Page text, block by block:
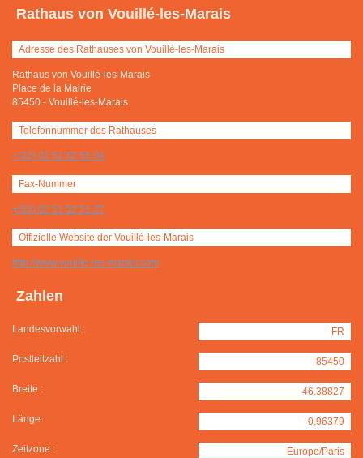
Rathaus von Vouillé-les-Marais
Adresse des Rathauses von Vouillé-les-Marais
Rathaus von Vouillé-les-Marais
Place de la Mairie
85450 - Vouillé-les-Marais
Telefonnummer des Rathauses
+(33) 02 51 52 55 04
Fax-Nummer
+(33) 02 51 52 51 27
Offizielle Website der Vouillé-les-Marais
http://www.vouille-les-marais.com
Zahlen
Landesvorwahl : FR
Postleitzahl : 85450
Breite : 46.38827
Länge : -0.96379
Zeitzone : Europe/Paris